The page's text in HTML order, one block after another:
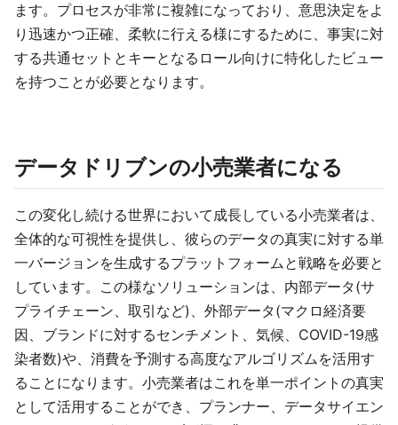
ます。プロセスが非常に複雑になっており、意思決定をよ
り迅速かつ正確、柔軟に行える様にするために、事実に対
する共通セットとキーとなるロール向けに特化したビュー
を持つことが必要となります。
データドリブンの小売業者になる
この変化し続ける世界において成長している小売業者は、
全体的な可視性を提供し、彼らのデータの真実に対する単
一バージョンを生成するプラットフォームと戦略を必要と
しています。この様なソリューションは、内部データ(サ
プライチェーン、取引など)、外部データ(マクロ経済要
因、ブランドに対するセンチメント、気候、COVID-19感
染者数)や、消費を予測する高度なアルゴリズムを活用す
ることになります。小売業者はこれを単一ポイントの真実
として活用することができ、プランナー、データサイエン